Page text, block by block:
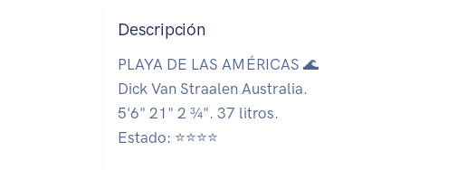
Descripción
PLAYA DE LAS AMÉRICAS 🌊
Dick Van Straalen Australia.
5'6" 21" 2 ¾". 37 litros.
Estado: ⭐⭐⭐⭐